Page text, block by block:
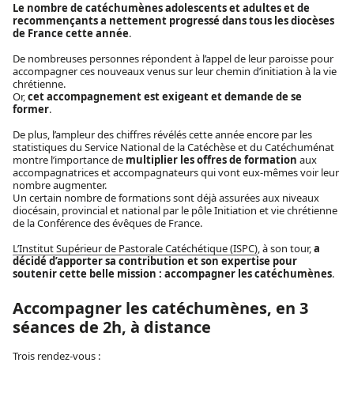
Le nombre de catéchumènes adolescents et adultes et de
recommençants a nettement progressé dans tous les diocèses
de France cette année.
De nombreuses personnes répondent à l’appel de leur paroisse pour
accompagner ces nouveaux venus sur leur chemin d’initiation à la vie
chrétienne.
Or,cet accompagnement est exigeant et demande de se
former.
De plus, l’ampleur des chiffres révélés cette année encore par les
statistiques du Service National de la Catéchèse et du Catéchuménat
montre l’importance de multiplier les offres de formation aux
accompagnatrices et accompagnateurs qui vont eux-mêmes voir leur
nombre augmenter.
Un certain nombre de formations sont déjà assurées aux niveaux
diocésain, provincial et national par le pôle Initiation et vie chrétienne
de la Conférence des évêques de France.
L’Institut Supérieur de Pastorale Catéchétique (ISPC), à son tour,a
décidé d’apporter sa contribution et son expertise pour
soutenir cette belle mission : accompagner les catéchumènes.
Accompagner les catéchumènes, en 3
séances de 2h, à distance
Trois rendez-vous :